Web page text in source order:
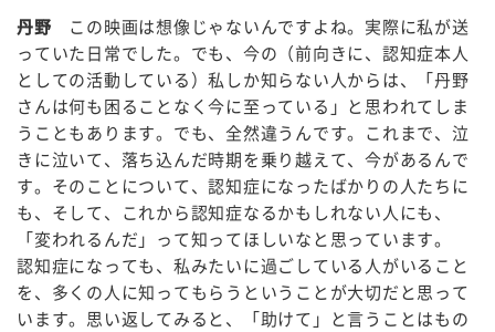
丹野 この映画は想像じゃないんですよね。実際に私が送
っていた日常でした。でも、今の（前向きに、認知症本人
としての活動している）私しか知らない人からは、「丹野
さんは何も困ることなく今に至っている」と思われてしま
うこともあります。でも、全然違うんです。これまで、泣
きに泣いて、落ち込んだ時期を乗り越えて、今があるんで
す。そのことについて、認知症になったばかりの人たちに
も、そして、これから認知症なるかもしれない人にも、
「変われるんだ」って知ってほしいなと思っています。
認知症になっても、私みたいに過ごしている人がいること
を、多くの人に知ってもらうということが大切だと思って
います。思い返してみると、「助けて」と言うことはもの